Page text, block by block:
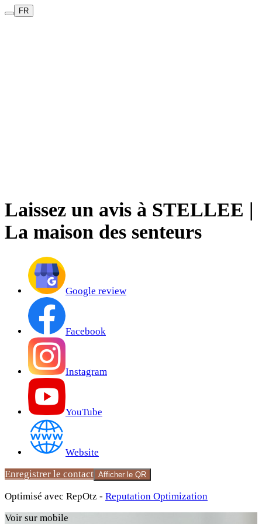
FR
Laissez un avis à STELLEE |
La maison des senteurs
Google review
Facebook
Instagram
YouTube
Website
Enregistrer le contact Afficher le QR
Optimisé avec RepOtz - Reputation Optimization
Voir sur mobile